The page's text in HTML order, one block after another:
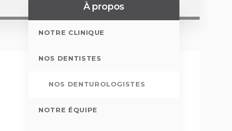
À propos
NOTRE CLINIQUE
NOS DENTISTES
NOS DENTUROLOGISTES
NOTRE ÉQUIPE